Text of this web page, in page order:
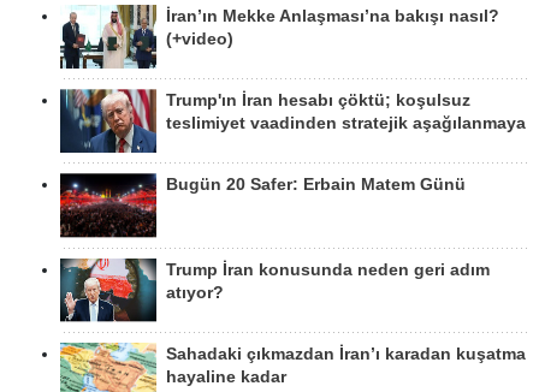
İran’ın Mekke Anlaşması’na bakışı nasıl?
(+video)
Trump'ın İran hesabı çöktü; koşulsuz
teslimiyet vaadinden stratejik aşağılanmaya
Bugün 20 Safer: Erbain Matem Günü
Trump İran konusunda neden geri adım
atıyor?
Sahadaki çıkmazdan İran’ı karadan kuşatma
hayaline kadar